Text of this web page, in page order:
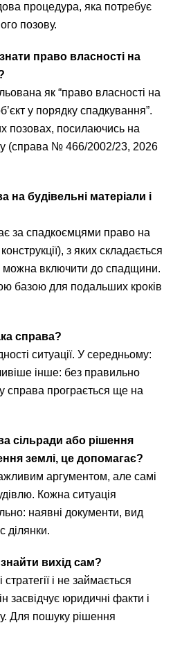
процедура, яка потребує
позову.
право власності на
як “право власності на
у порядку спадкування”.
позовах, посилаючись на
(справа № 466/2002/23, 2026
на будівельні матеріали і
за спадкоємцями право на
з яких складається
можна включити до спадщини.
базою для подальших кроків
справа?
ситуації. У середньому:
інше: без правильно
справа програється ще на
сільради або рішення
землі, це допомагає?
аргументом, але самі
Кожна ситуація
наявні документи, вид
ділянки.
вихід сам?
і не займається
засвідчує юридичні факти і
Для пошуку рішення